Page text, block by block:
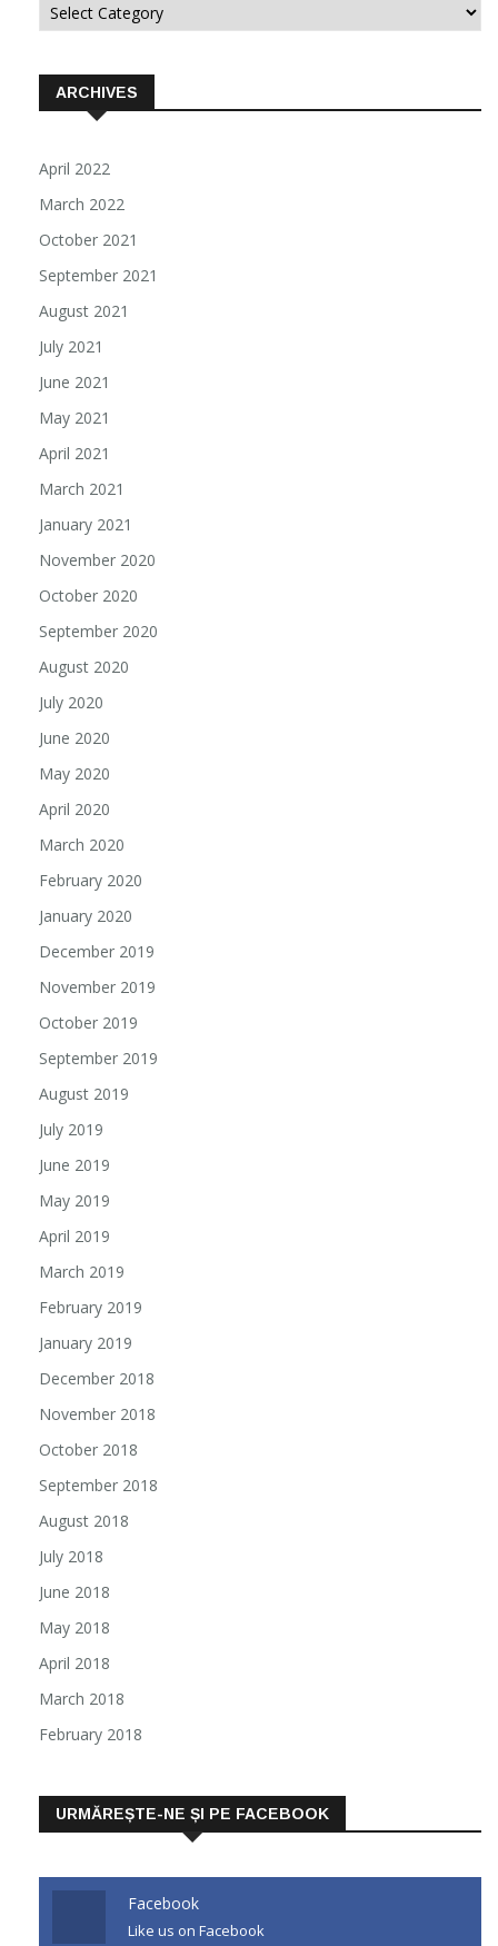
Categorii
ARCHIVES
April 2022
March 2022
October 2021
September 2021
August 2021
July 2021
June 2021
May 2021
April 2021
March 2021
January 2021
November 2020
October 2020
September 2020
August 2020
July 2020
June 2020
May 2020
April 2020
March 2020
February 2020
January 2020
December 2019
November 2019
October 2019
September 2019
August 2019
July 2019
June 2019
May 2019
April 2019
March 2019
February 2019
January 2019
December 2018
November 2018
October 2018
September 2018
August 2018
July 2018
June 2018
May 2018
April 2018
March 2018
February 2018
URMĂREȘTE-NE ȘI PE FACEBOOK
Facebook
Like us on Facebook